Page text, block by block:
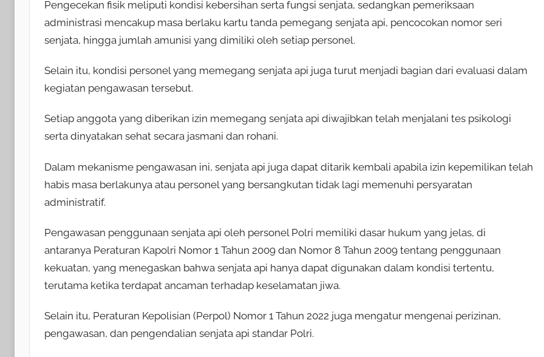
Pengecekan fisik meliputi kondisi kebersihan serta fungsi senjata, sedangkan pemeriksaan
administrasi mencakup masa berlaku kartu tanda pemegang senjata api, pencocokan nomor seri
senjata, hingga jumlah amunisi yang dimiliki oleh setiap personel.
Selain itu, kondisi personel yang memegang senjata api juga turut menjadi bagian dari evaluasi dalam
kegiatan pengawasan tersebut.
Setiap anggota yang diberikan izin memegang senjata api diwajibkan telah menjalani tes psikologi
serta dinyatakan sehat secara jasmani dan rohani.
Dalam mekanisme pengawasan ini, senjata api juga dapat ditarik kembali apabila izin kepemilikan telah
habis masa berlakunya atau personel yang bersangkutan tidak lagi memenuhi persyaratan
administratif.
Pengawasan penggunaan senjata api oleh personel Polri memiliki dasar hukum yang jelas, di
antaranya Peraturan Kapolri Nomor 1 Tahun 2009 dan Nomor 8 Tahun 2009 tentang penggunaan
kekuatan, yang menegaskan bahwa senjata api hanya dapat digunakan dalam kondisi tertentu,
terutama ketika terdapat ancaman terhadap keselamatan jiwa.
Selain itu, Peraturan Kepolisian (Perpol) Nomor 1 Tahun 2022 juga mengatur mengenai perizinan,
pengawasan, dan pengendalian senjata api standar Polri.